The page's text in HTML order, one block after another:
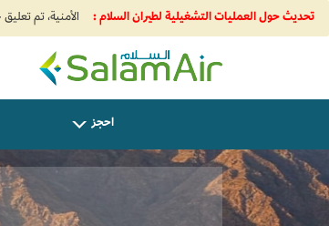
تحديث حول العمليات التشغيلية لطيران السلام :
SalamAir
احجز